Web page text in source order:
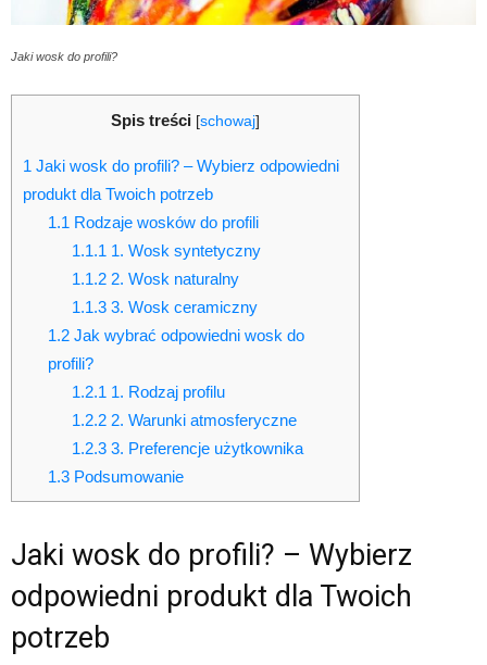
Jaki wosk do profili?
Spis treści [schowaj]
1 Jaki wosk do profili? – Wybierz odpowiedni
produkt dla Twoich potrzeb
1.1 Rodzaje wosków do profili
1.1.1 1. Wosk syntetyczny
1.1.2 2. Wosk naturalny
1.1.3 3. Wosk ceramiczny
1.2Jak wybrać odpowiedni wosk do
profili?
1.2.1 1. Rodzaj profilu
1.2.2 2. Warunki atmosferyczne
1.2.3 3. Preferencje użytkownika
1.3Podsumowanie
Jaki wosk do profili? – Wybierz
odpowiedni produkt dla Twoich
potrzeb